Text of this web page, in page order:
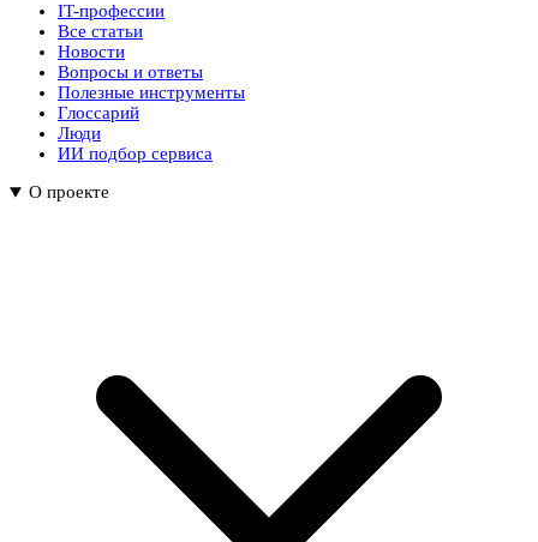
IT-профессии
Все статьи
Новости
Вопросы и ответы
Полезные инструменты
Глоссарий
Люди
ИИ подбор сервиса
О проекте